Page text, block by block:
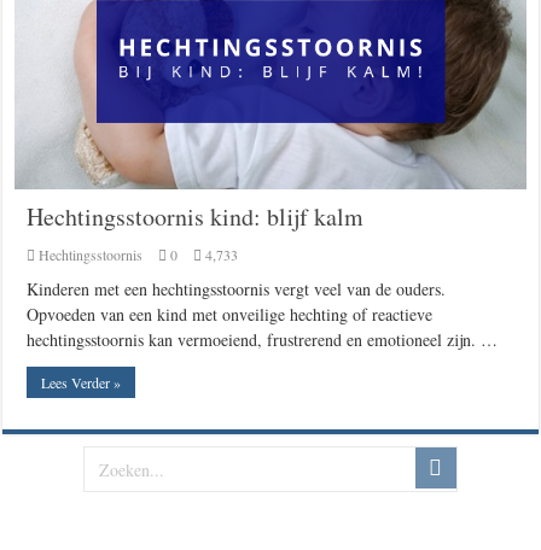
Hechtingsstoornis kind: blijf kalm
Hechtingsstoornis 0 4,733
Kinderen met een hechtingsstoornis vergt veel van de ouders.
Opvoeden van een kind met onveilige hechting of reactieve
hechtingsstoornis kan vermoeiend, frustrerend en emotioneel zijn. …
Lees Verder »